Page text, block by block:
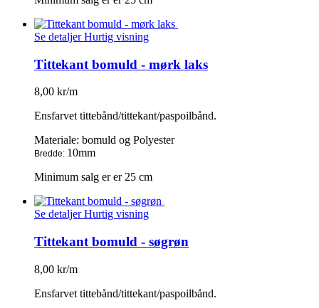
Se detaljerHurtig visning
Tittekant bomuld - mørk laks
8,00 kr/m
Ensfarvet tittebånd/tittekant/paspoilbånd.
Materiale: bomuld og Polyester
Bredde: 10mm
Minimum salg er er 25 cm
Se detaljerHurtig visning
Tittekant bomuld - søgrøn
8,00 kr/m
Ensfarvet tittebånd/tittekant/paspoilbånd.